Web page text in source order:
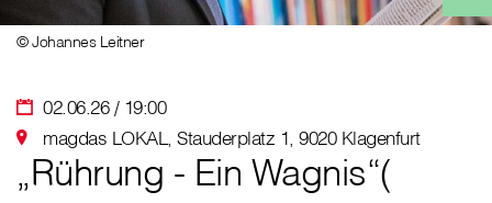
02.06.26 / 19:00
magdas LOKAL, Stauderplatz 1, 9020 Klagenfurt
© Johannes Leitner
„Rührung - Ein Wagnis“(